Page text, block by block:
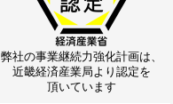
弊社の事業継続力強化計画は、
近畿経済産業局より認定を
頂いています